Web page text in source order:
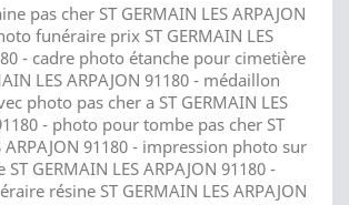
pas cher ST GERMAIN LES ARPAJON
funéraire prix ST GERMAIN LES
- cadre photo étanche pour cimetière
LES ARPAJON 91180 - médaillon
photo pas cher a ST GERMAIN LES
- photo pour tombe pas cher ST
ARPAJON 91180 - impression photo sur
GERMAIN LES ARPAJON 91180 -
résine ST GERMAIN LES ARPAJON